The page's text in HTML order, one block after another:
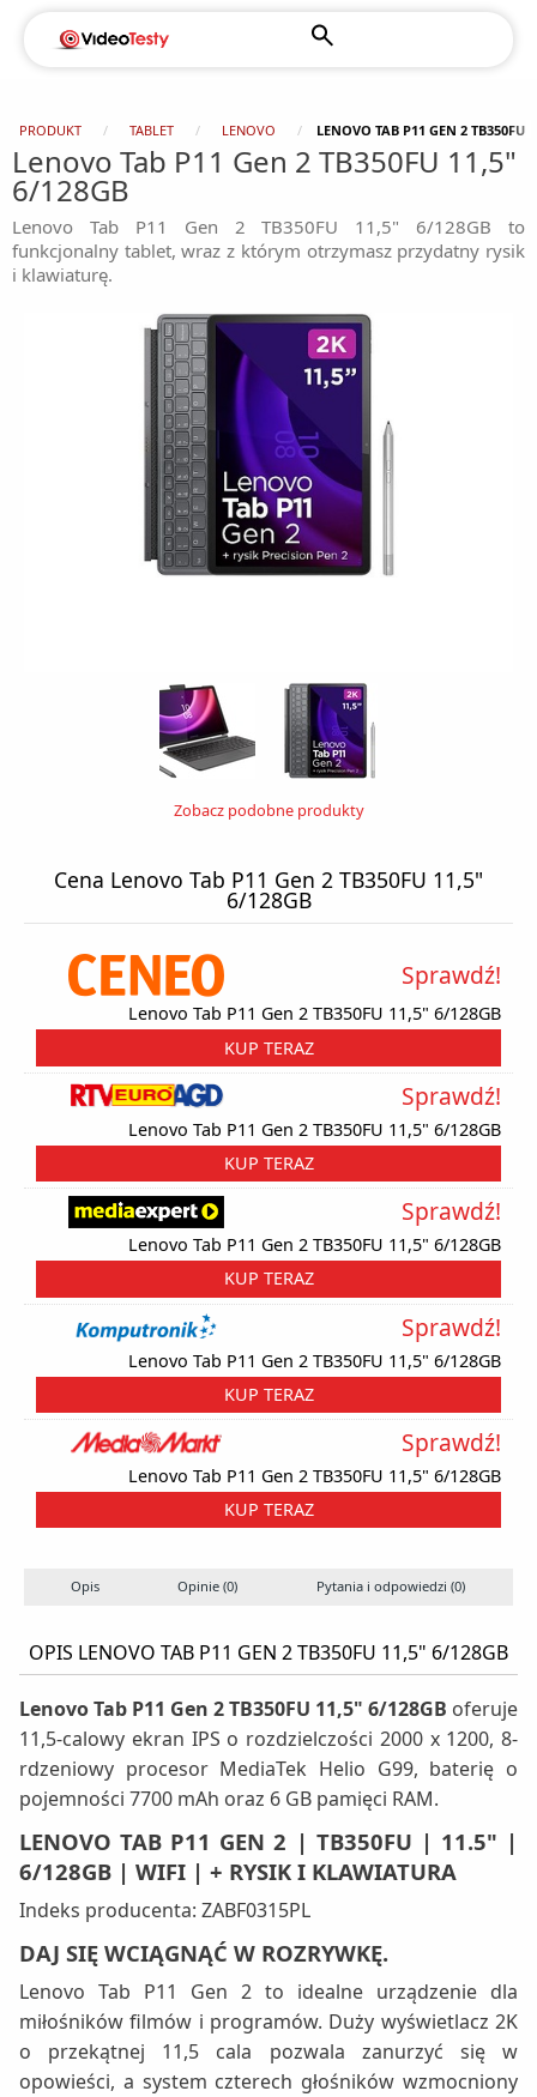
PRODUKT TABLET LENOVO LENOVO TAB P11 GEN 2 TB350FU
Lenovo Tab P11 Gen 2 TB350FU 11,5"
6/128GB
Lenovo Tab P11 Gen 2 TB350FU 11,5" 6/128GB to
funkcjonalny tablet, wraz z którym otrzymasz przydatny rysik
i klawiaturę.
Zobacz podobne produkty
Cena Lenovo Tab P11 Gen 2 TB350FU 11,5"
6/128GB
Lenovo Tab P11 Gen 2 TB350FU 11,5" 6/128GB
Sprawdź!
KUP TERAZ
Lenovo Tab P11 Gen 2 TB350FU 11,5" 6/128GB
Sprawdź!
KUP TERAZ
Lenovo Tab P11 Gen 2 TB350FU 11,5" 6/128GB
Sprawdź!
KUP TERAZ
Lenovo Tab P11 Gen 2 TB350FU 11,5" 6/128GB
Sprawdź!
KUP TERAZ
Lenovo Tab P11 Gen 2 TB350FU 11,5" 6/128GB
Sprawdź!
KUP TERAZ
Opis Opinie (0) Pytania i odpowiedzi (0)
OPIS LENOVO TAB P11 GEN 2 TB350FU 11,5" 6/128GB
Lenovo Tab P11 Gen 2 TB350FU 11,5" 6/128GB oferuje
11,5-calowy ekran IPS o rozdzielczości 2000 x 1200, 8-
rdzeniowy procesor MediaTek Helio G99, baterię o
pojemności 7700 mAh oraz 6 GB pamięci RAM.
LENOVO TAB P11 GEN 2 | TB350FU | 11.5" |
6/128GB | WIFI | + RYSIK I KLAWIATURA
Indeks producenta: ZABF0315PL
DAJ SIĘ WCIĄGNĄĆ W ROZRYWKĘ.
Lenovo Tab P11 Gen 2 to idealne urządzenie dla
miłośników filmów i programów. Duży wyświetlacz 2K
o przekątnej 11,5 cala pozwala zanurzyć się w
opowieści, a system czterech głośników wzmocniony